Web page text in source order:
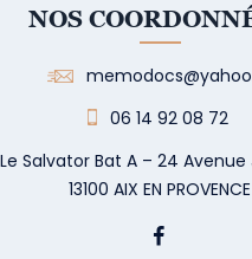
NOS
06 14 92 08 72
Le Salvator Bat A – 24 Avenue
13100 AIX EN PROVENCE